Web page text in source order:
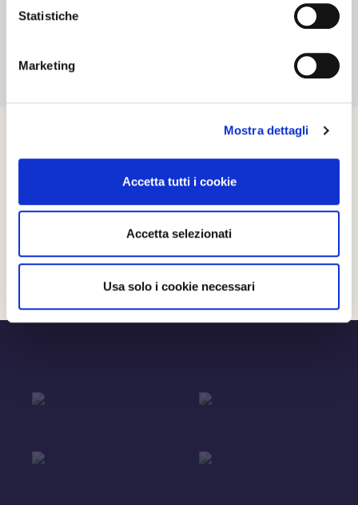
Statistiche
Marketing
Mostra dettagli
Accetta tutti i cookie
Accetta selezionati
Usa solo i cookie necessari
NEWS